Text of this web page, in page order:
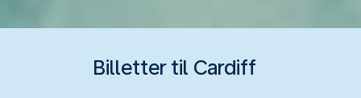
Billetter til Cardiff